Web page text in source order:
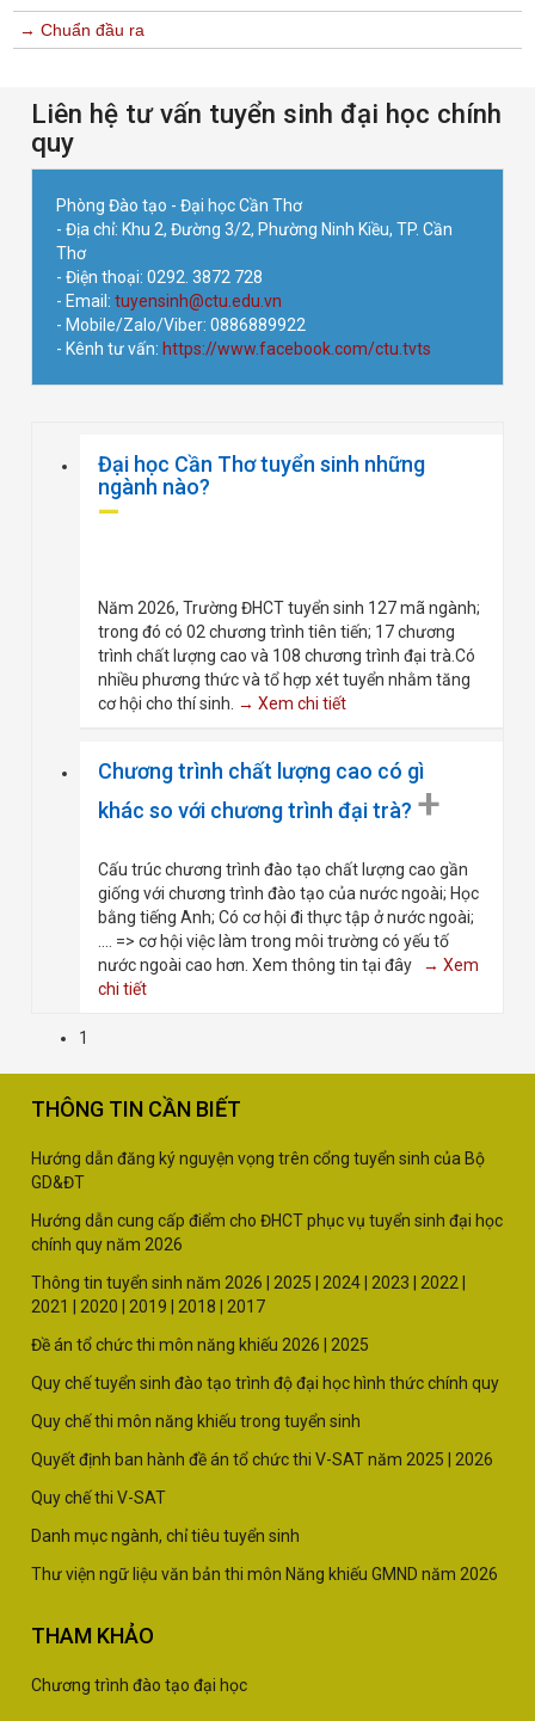
→ Chuẩn đầu ra
Liên hệ tư vấn tuyển sinh đại học chính
quy
Phòng Đào tạo - Đại học Cần Thơ
- Địa chỉ: Khu 2, Đường 3/2, Phường Ninh Kiều, TP. Cần
Thơ
- Điện thoại: 0292. 3872 728
- Email:tuyensinh@ctu.edu.vn
- Mobile/Zalo/Viber: 0886889922
- Kênh tư vấn: https://www.facebook.com/ctu.tvts
Đại học Cần Thơ tuyển sinh những
ngành nào?
Năm 2026, Trường ĐHCT tuyển sinh 127 mã ngành;
trong đó có 02 chương trình tiên tiến; 17 chương
trình chất lượng cao và 108 chương trình đại trà.Có
nhiều phương thức và tổ hợp xét tuyển nhằm tăng
cơ hội cho thí sinh. → Xem chi tiết
Chương trình chất lượng cao có gì
khác so với chương trình đại trà? +
Cấu trúc chương trình đào tạo chất lượng cao gần
giống với chương trình đào tạo của nước ngoài; Học
bằng tiếng Anh; Có cơ hội đi thực tập ở nước ngoài;
.... => cơ hội việc làm trong môi trường có yếu tố
nước ngoài cao hơn. Xem thông tin tại đây
→ Xem
chi tiết
1
THÔNG TIN CẦN BIẾT
Hướng dẫn đăng ký nguyện vọng trên cổng tuyển sinh của Bộ
GD&ĐT
Hướng dẫn cung cấp điểm cho ĐHCT phục vụ tuyển sinh đại học
chính quy năm 2026
Thông tin tuyển sinh năm 2026 | 2025 2024 2023 2022
2021
2020 2019 2018
2017
Đề án tổ chức thi môn năng khiếu 2026
2025
Quy chế tuyển sinh đào tạo trình độ đại học hình thức chính quy
Quy chế thi môn năng khiếu trong tuyển sinh
Quyết định ban hành đề án tổ chức thi V-SAT năm 2025
2026
Quy chế thi V-SAT
Danh mục ngành, chỉ tiêu tuyển sinh
Thư viện ngữ liệu văn bản thi môn Năng khiếu GMND năm 2026
THAM KHẢO
Chương trình đào tạo đại học